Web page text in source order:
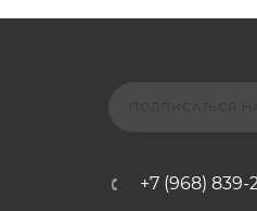
+7 (968) 839-